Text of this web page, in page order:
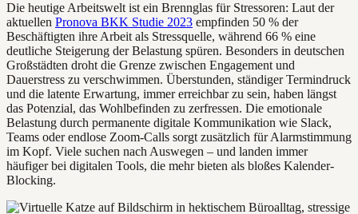
Die heutige Arbeitswelt ist ein Brennglas für Stressoren: Laut der
aktuellen Pronova BKK Studie 2023 empfinden 50 % der
Beschäftigten ihre Arbeit als Stressquelle, während 66 % eine
deutliche Steigerung der Belastung spüren. Besonders in deutschen
Großstädten droht die Grenze zwischen Engagement und
Dauerstress zu verschwimmen. Überstunden, ständiger Termindruck
und die latente Erwartung, immer erreichbar zu sein, haben längst
das Potenzial, das Wohlbefinden zu zerfressen. Die emotionale
Belastung durch permanente digitale Kommunikation wie Slack,
Teams oder endlose Zoom-Calls sorgt zusätzlich für Alarmstimmung
im Kopf. Viele suchen nach Auswegen – und landen immer
häufiger bei digitalen Tools, die mehr bieten als bloßes Kalender-
Blocking.